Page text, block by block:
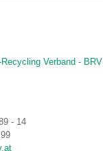
Verband - BRV
- 14